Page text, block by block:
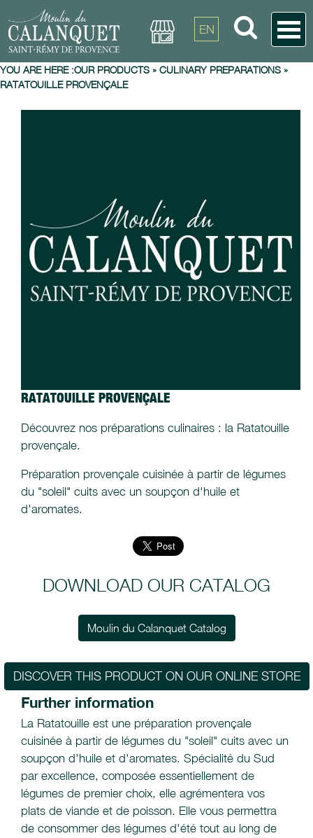
EN
YOU ARE HERE :OUR PRODUCTS » CULINARY PREPARATIONS »
RATATOUILLE PROVENÇALE
RATATOUILLE PROVENÇALE
Découvrez nos préparations culinaires : la Ratatouille
provençale.
Préparation provençale cuisinée à partir de légumes
du "soleil" cuits avec un soupçon d'huile et
d'aromates.
DOWNLOAD OUR CATALOG
Moulin du Calanquet Catalog
DISCOVER THIS PRODUCT ON OUR ONLINE STORE
Further information
La Ratatouille est une préparation provençale
cuisinée à partir de légumes du "soleil" cuits avec un
soupçon d'huile et d'aromates. Spécialité du Sud
par excellence, composée essentiellement de
légumes de premier choix, elle agrémentera vos
plats de viande et de poisson. Elle vous permettra
de consommer des légumes d'été tout au long de